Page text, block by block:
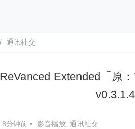
通讯社交
Extended「原
8分钟前 • 影音播放 通讯社交